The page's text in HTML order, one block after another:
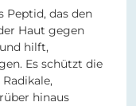
Peptid, das den
Haut gegen
hilft,
Es schützt die
hinaus